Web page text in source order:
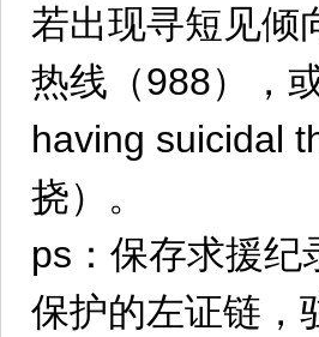
若出现寻短见倾
热线（‌988‌），
having suicidal
挠）。
ps：保存求援纪
保护的左证链，